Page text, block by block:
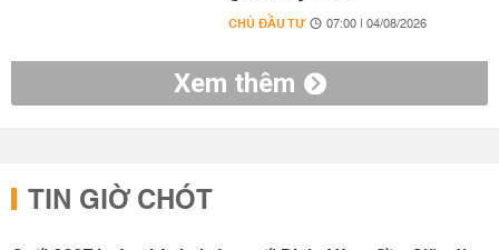
CHỦ ĐẦU TƯ 07:00 | 04/08/2026
Xem thêm
TIN GIỜ CHÓT